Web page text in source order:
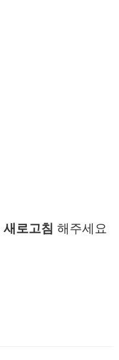
새로고침 해주세요